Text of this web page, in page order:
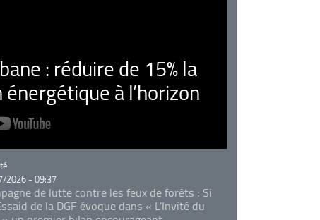
: réduire de 15% la
à l’horizon
2026 - 09:37
de lutte contre les feux de forêts : Si
de la DGF évoque dans « L'Invité du